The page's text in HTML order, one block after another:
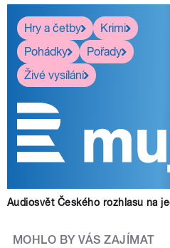
Hry a četby
Krimi
Pohádky
Pořady
Živé vysílání
Audiosvět Českého rozhlasu na
MOHLO BY VÁS ZAJÍMAT